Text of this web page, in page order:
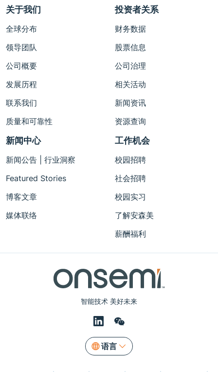
智能技术 美好未来
语言
关于我们
全球分布
领导团队
公司概要
发展历程
联系我们
质量和可靠性
投资者关系
财务数据
股票信息
公司治理
相关活动
新闻资讯
资源查询
新闻中心
新闻公告 | 行业洞察
Featured Stories
博客文章
媒体联络
工作机会
校园招聘
社会招聘
校园实习
了解安森美
薪酬福利